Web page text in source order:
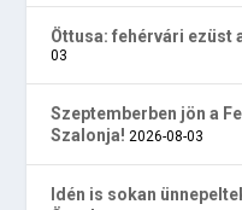
Öttusa: fehérvári ezüst
03
Szeptemberben jön a
Szalonja! 2026-08-03
Idén is sokan